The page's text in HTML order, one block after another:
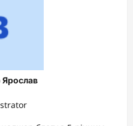
Ярослав